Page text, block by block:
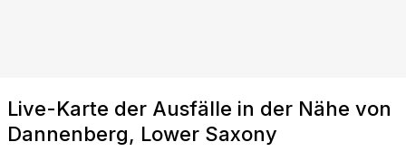
Live-Karte der Ausfälle in der Nähe von
Dannenberg, Lower Saxony